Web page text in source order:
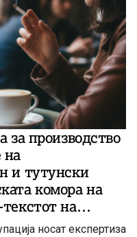
за производство
на
и тутунски
комора на
на
носат експертиза